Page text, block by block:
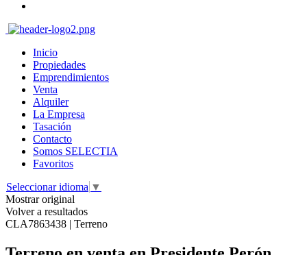
Inicio
Propiedades
Emprendimientos
Venta
Alquiler
La Empresa
Tasación
Contacto
Somos SELECTIA
Favoritos
Seleccionar idioma ▼
Mostrar original
Volver a resultados
CLA7863438 | Terreno